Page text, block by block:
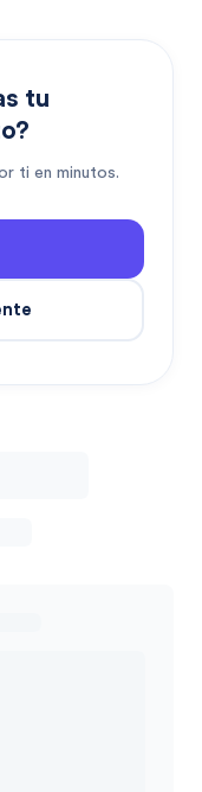
tu
ti en minutos.